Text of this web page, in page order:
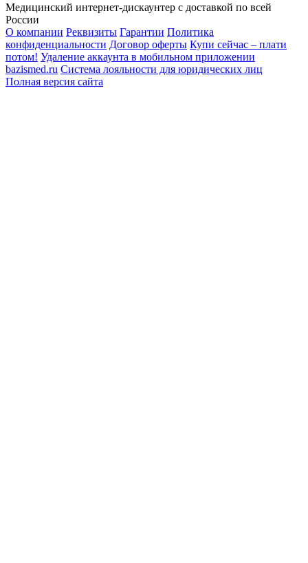
Медицинский интернет-дискаунтер с доставкой по всей
России
О компании Реквизиты Гарантии Политика
конфиденциальности Договор оферты Купи сейчас – плати
потом! Удаление аккаунта в мобильном приложении
bazismed.ru Система лояльности для юридических лиц
Полная версия сайта